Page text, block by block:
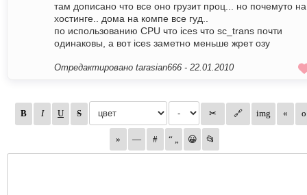
там дописано что все оно грузит проц... но почемуто на
хостинге.. дома на компе все гуд..
по использованию CPU что ices что sc_trans почти
одинаковы, а вот ices заметно меньше жрет озу
Отредактировано tarasian666 - 22.01.2010